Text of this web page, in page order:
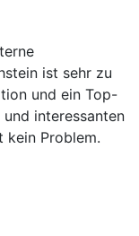
ist sehr zu
und ein Top-
interessanten
kein Problem.